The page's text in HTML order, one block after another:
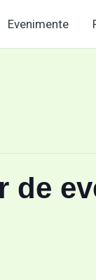
Evenimente
de